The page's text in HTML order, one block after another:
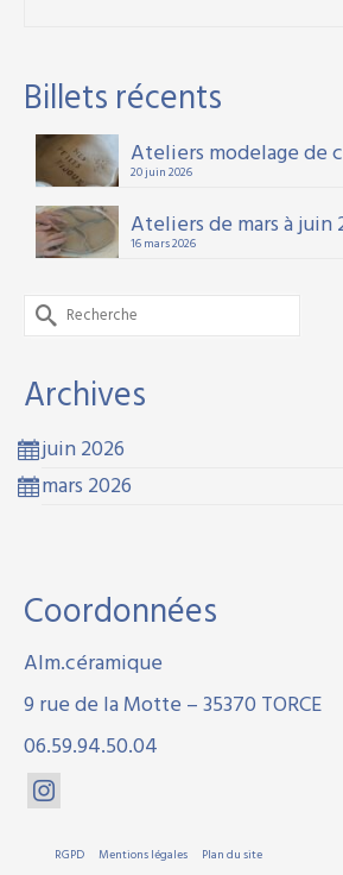
Billets récents
Ateliers modelage de
20 juin 2026
Ateliers de mars à juin
16 mars 2026
Rechercher :
Archives
juin 2026
mars 2026
Coordonnées
Alm.céramique
9 rue de la Motte – 35370 TORCE
06.59.94.50.04
RGPD Mentions légales Plan du site